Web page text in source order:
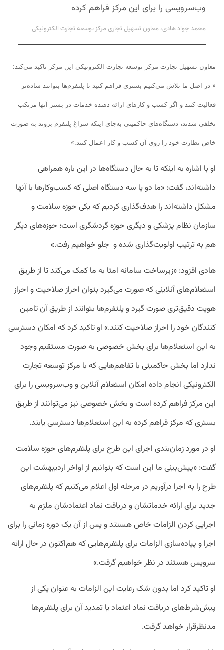
وب‌سرویسی‌ را برای این مرکز فراهم کرده
محمد جواد هادی، معاون تسهیل تجاری مرکز توسعه تجارت الکترونیکی
معاون تسهیل تجارت مرکز توسعه تجارت الکترونیکی این مرکز تاکید می‌کند:
« در اصل ما تلاش می‌کنیم بستری فراهم کنید تا پلتفرم‌ها بتوانند ساده‌تر
فعالیت کنند و اگر کسب و کارهای ارائه دهنده خدمات در بستر آنها مرتکب
تخلفی شدند، دستگاه‌های حاکمیتی به‌جای اینکه سراغ پلتفرم‌ بروند به صورت
خاص نظارت خود را روی آن کسب و کار اعمال کنند.»
او با اشاره به اینکه تا به حال دستگاه‌ها در این باره همراهی
داشته‌اند، گفت: «ما دو یا سه دستگاه اصلی که کسب‌وکارها با آنها
مشکل داشته‌اند را هدف‌گذاری کردیم که یکی حوزه سلامت و
سازمان نظام پزشکی و دیگری حوزه گردشگری است؛ حوزه‌های دیگر
هم به ترتیب اولویت‌گذاری شده و جلو خواهیم رفت.»
هادی افزود: «زیرساخت سامانه امتا به ما کمک می‌کند تا از طریق
استعلام‌های آنلاینی که صورت می‌گیرد بتوان احراز صلاحیت و احراز
هویت دقیق‌تری صورت گیرد و پلتفرم‌ها بتوانند از طریق آن تامین
کنندگان خود را احراز صلاحیت کنند.» او تاکید کرد که امکان دسترسی
به این استعلام‌ها برای بخش خصوصی به صورت مستقیم وجود
ندارد اما بخش حاکمیتی با تفاهم‌هایی که با مرکز توسعه تجارت
الکترونیکی انجام داده‌ امکان استعلام آنلاین و وب‌سرویسی‌ را برای
این مرکز فراهم کرده است و بخش خصوصی نیز می‌توانند از طریق
بستری که مرکز فراهم کرده به این استعلام‌ها دسترسی یابند.
او در مورد زمان‌بندی اجرای این طرح برای پلتفرم‌های حوزه سلامت
گفت: «پیش‌بینی ما این است که بتوانیم از اواخر اردیبهشت این
طرح را به اجرا درآوریم در مرحله اول اعلام می‌کنیم که پلتفرم‌های
جدید برای ارائه خدماتشان و دریافت نماد اعتمادشان ملزم به
اجرایی کردن الزامات خاص هستند و پس از آن یک دوره زمانی را برای
اجرا و پیاده‌سازی الزامات برای پلتفرم‌هایی که هم‌اکنون در حال ارائه
سرویس هستند در نظر خواهیم گرفت.»
او تاکید کرد اما بدون شک رعایت این الزامات به عنوان یکی از
پیش‌شرط‌های دریافت نماد اعتماد یا تمدید آن برای پلتفرم‌ها
مدنظرقرار خواهد گرفت.